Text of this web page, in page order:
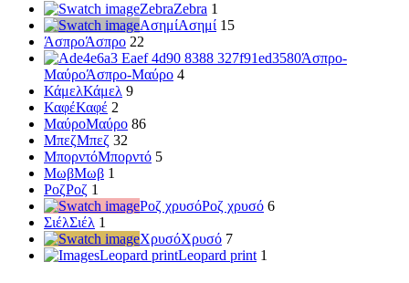
ZebraZebra 1
ΑσημίΑσημί 15
ΆσπροΆσπρο 22
Άσπρο-
ΜαύροΆσπρο-Μαύρο 4
ΚάμελΚάμελ 9
ΚαφέΚαφέ 2
ΜαύροΜαύρο 86
ΜπεζΜπεζ 32
ΜπορντόΜπορντό 5
ΜωβΜωβ 1
ΡοζΡοζ 1
Ροζ χρυσόΡοζ χρυσό 6
ΣιέλΣιέλ 1
ΧρυσόΧρυσό 7
Leopard printLeopard print 1